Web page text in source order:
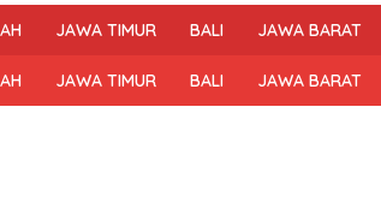
JAWA TIMUR BALI JAWA BARAT
JAWA TIMUR BALI JAWA BARAT